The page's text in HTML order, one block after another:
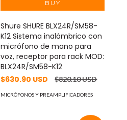
Shure SHURE BLX24R/SM58-
K12 Sistema inalámbrico con
micrófono de mano para
voz, receptor para rack MOD:
BLX24R/SM58-K12
$630.90 USD
$820.10 USD
MICRÓFONOS Y PREAMPLIFICADORES